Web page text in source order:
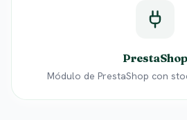
PrestaShop
Módulo de PrestaShop con